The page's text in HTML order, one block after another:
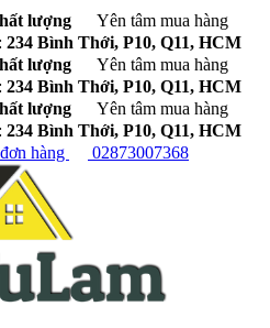
lượng
Yên tâm mua hàng
234 Bình Thới, P10, Q11, HCM
lượng
Yên tâm mua hàng
234 Bình Thới, P10, Q11, HCM
lượng
Yên tâm mua hàng
234 Bình Thới, P10, Q11, HCM
hàng 02873007368